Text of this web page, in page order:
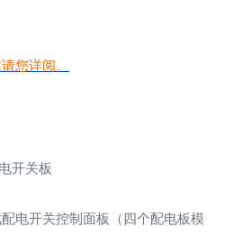
您详阅。
开关板
电开关控制面板（四个配电板模